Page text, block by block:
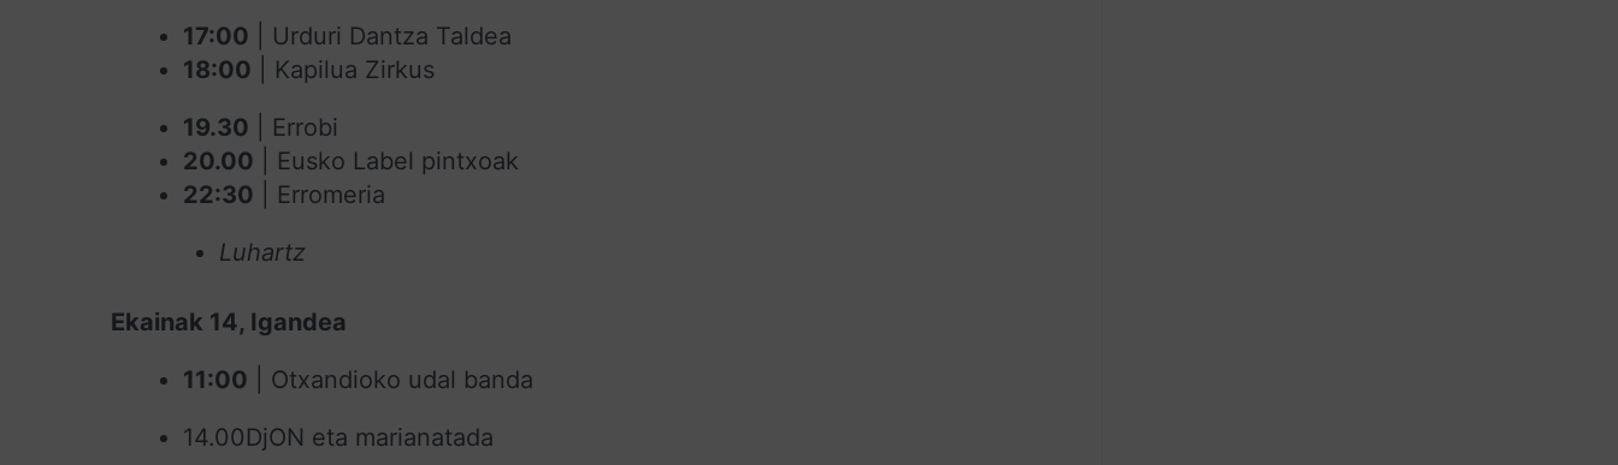
17:00 | Urduri Dantza Taldea
18:00 | Kapilua Zirkus
19.30 | Errobi
20.00 | Eusko Label pintxoak
22:30 | Erromeria
Luhartz
Ekainak 14, Igandea
11:00 | Otxandioko udal banda
14.00DjON eta marianatada